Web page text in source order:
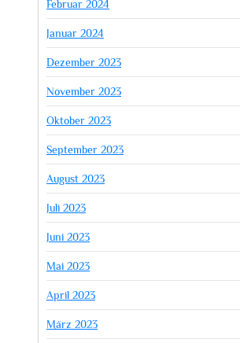
Februar 2024
Januar 2024
Dezember 2023
November 2023
Oktober 2023
September 2023
August 2023
Juli 2023
Juni 2023
Mai 2023
April 2023
März 2023